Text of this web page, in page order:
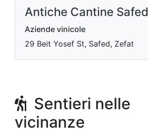
Antiche Cantine Safed
Aziende vinicole
29 Beit Yosef St, Safed, Zefat
Sentieri nelle
vicinanze